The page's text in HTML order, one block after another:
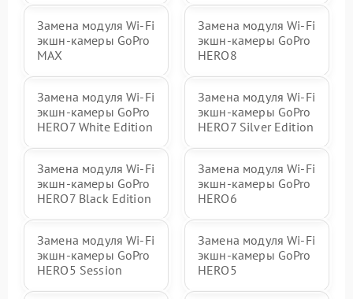
Замена модуля Wi-Fi
экшн-камеры GoPro
MAX
Замена модуля Wi-Fi
экшн-камеры GoPro
HERO8
Замена модуля Wi-Fi
экшн-камеры GoPro
HERO7 White Edition
Замена модуля Wi-Fi
экшн-камеры GoPro
HERO7 Silver Edition
Замена модуля Wi-Fi
экшн-камеры GoPro
HERO7 Black Edition
Замена модуля Wi-Fi
экшн-камеры GoPro
HERO6
Замена модуля Wi-Fi
экшн-камеры GoPro
HERO5 Session
Замена модуля Wi-Fi
экшн-камеры GoPro
HERO5